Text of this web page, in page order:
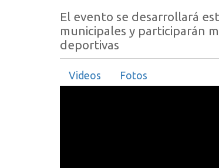
El evento se desarrollará
municipales y participarán
deportivas
Videos Fotos